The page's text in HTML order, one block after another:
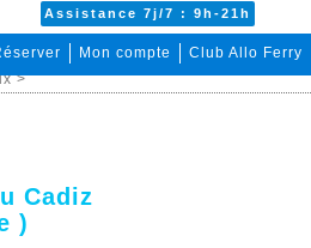
Assistance 7j/7 : 9h-21h
Mon compte Club Allo Ferry
) > Organiser votre
>
Cadiz
)